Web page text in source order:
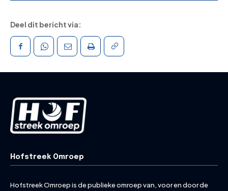
Deel dit bericht via:
Hofstreek Omroep
Hofstreek Omroep is de publieke omroep van, voor en door de